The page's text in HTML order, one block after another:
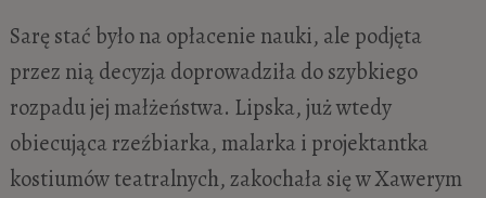
Sarę stać było na opłacenie nauki, ale podjęta
przez nią decyzja doprowadziła do szybkiego
rozpadu jej małżeństwa. Lipska, już wtedy
obiecująca rzeźbiarka, malarka i projektantka
kostiumów teatralnych, zakochała się w Xawerym